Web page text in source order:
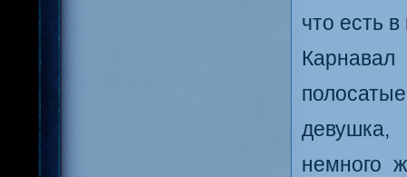
что есть
девушка,
немного